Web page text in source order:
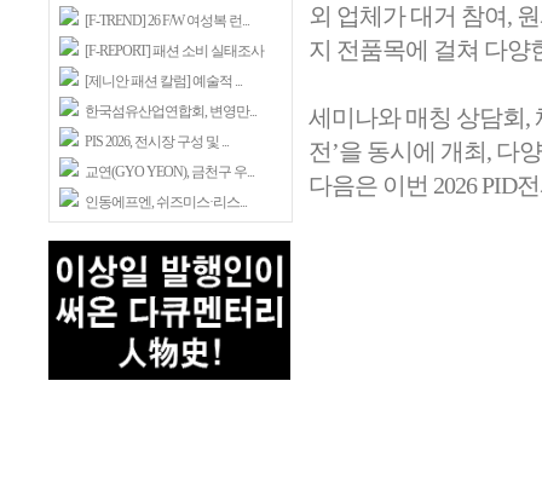
[F-TREND] 26 F/W 여성복 런...
[F-REPORT] 패션 소비 실태조사
[제니안 패션 칼럼] 예술적 ...
한국섬유산업연합회, 변영만...
PIS 2026, 전시장 구성 및 ...
교연(GYO YEON), 금천구 우...
인동에프엔, 쉬즈미스·리스...
외 업체가 대거 참여,
지 전품목에 걸쳐 다양
세미나와 매칭 상담회,
전’을 동시에 개최, 다
다음은 이번 2026 PID